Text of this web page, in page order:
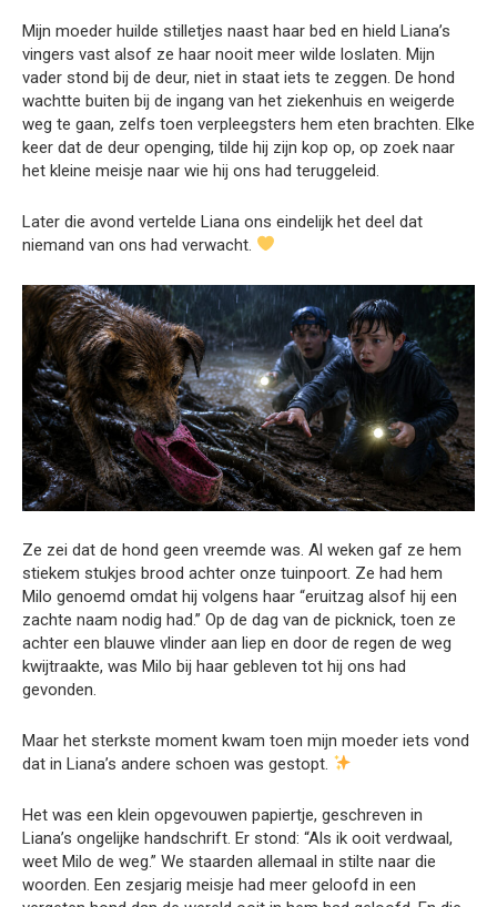
Mijn moeder huilde stilletjes naast haar bed en hield Liana’s
vingers vast alsof ze haar nooit meer wilde loslaten. Mijn
vader stond bij de deur, niet in staat iets te zeggen. De hond
wachtte buiten bij de ingang van het ziekenhuis en weigerde
weg te gaan, zelfs toen verpleegsters hem eten brachten. Elke
keer dat de deur openging, tilde hij zijn kop op, op zoek naar
het kleine meisje naar wie hij ons had teruggeleid.
Later die avond vertelde Liana ons eindelijk het deel dat
niemand van ons had verwacht.
Ze zei dat de hond geen vreemde was. Al weken gaf ze hem
stiekem stukjes brood achter onze tuinpoort. Ze had hem
Milo genoemd omdat hij volgens haar “eruitzag alsof hij een
zachte naam nodig had.” Op de dag van de picknick, toen ze
achter een blauwe vlinder aan liep en door de regen de weg
kwijtraakte, was Milo bij haar gebleven tot hij ons had
gevonden.
Maar het sterkste moment kwam toen mijn moeder iets vond
dat in Liana’s andere schoen was gestopt.
Het was een klein opgevouwen papiertje, geschreven in
Liana’s ongelijke handschrift. Er stond: “Als ik ooit verdwaal,
weet Milo de weg.” We staarden allemaal in stilte naar die
woorden. Een zesjarig meisje had meer geloofd in een